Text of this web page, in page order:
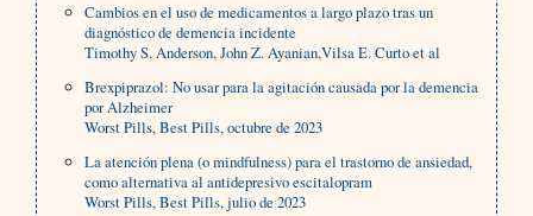
Cambios en el uso de medicamentos a largo plazo tras un
diagnóstico de demencia incidente
Timothy S. Anderson, John Z. Ayanian,Vilsa E. Curto et al
Brexpiprazol: No usar para la agitación causada por la demencia
por Alzheimer
Worst Pills, Best Pills, octubre de 2023
La atención plena (o mindfulness) para el trastorno de ansiedad,
como alternativa al antidepresivo escitalopram
Worst Pills, Best Pills, julio de 2023